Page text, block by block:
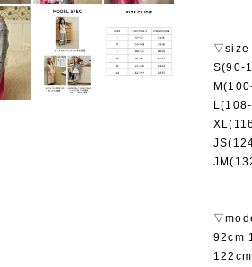
▽size
S(90-
92cm